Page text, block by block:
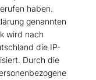
haben.
genannten
wird nach
die IP-
Durch die